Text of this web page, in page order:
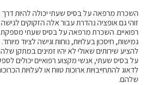
השכרת מרפאה על בסיס שעתי יכולה להיות דרך
זוהי גם אופציה נהדרת עבור אלה הזקוקים
רפואיים. השכרת מרפאה על בסיס שעתי מספקת
גמישות, חיסכון בעלויות, נוחות וגישה לציוד
להציע שירותים שאולי לא יהיו זמינים במתקן
על בסיס שעתי, אנשי מקצוע רפואיים יכולים
לדאוג להתחייבויות ארוכות טווח או לעלויות
שלהם.